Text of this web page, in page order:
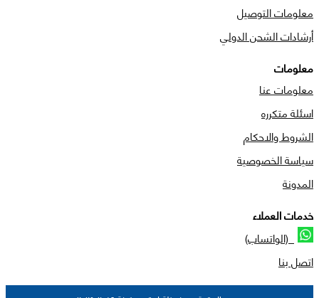
معلومات التوصيل
أرشادات الشحن الدولي
معلومات
معلومات عنا
اسئلة متكرره
الشروط والاحكام
سياسة الخصوصية
المدونة
خدمات العملاء
(الواتساب)
اتصل بنا